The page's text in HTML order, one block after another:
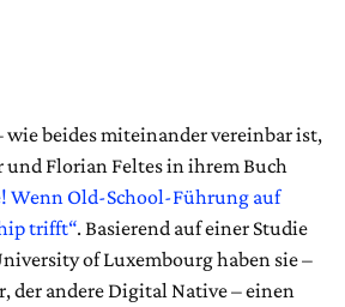
beides miteinander vereinbar ist,
und Florian Feltes in ihrem Buch
Wenn Old-School-Führung auf
trifft“. Basierend auf einer Studie
of Luxembourg haben sie –
der andere Digital Native – einen